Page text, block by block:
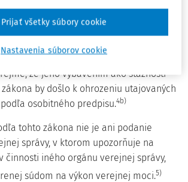
záverom kontroly, auditu, dohľadu,
inšpekcie podľa osobitného predpisu
skutočnosti alebo z obsahu
že jeho vybavením ako sťažnosti
by došlo k ohrozeniu utajovaných
osobitného predpisu.4b)
tohto zákona nie je ani podanie
správy, v ktorom upozorňuje na
činnosti iného orgánu verejnej správy,
súdom na výkon verejnej moci.5)
Nastavenia súborov cookie
Prijať všetky súbory cookie